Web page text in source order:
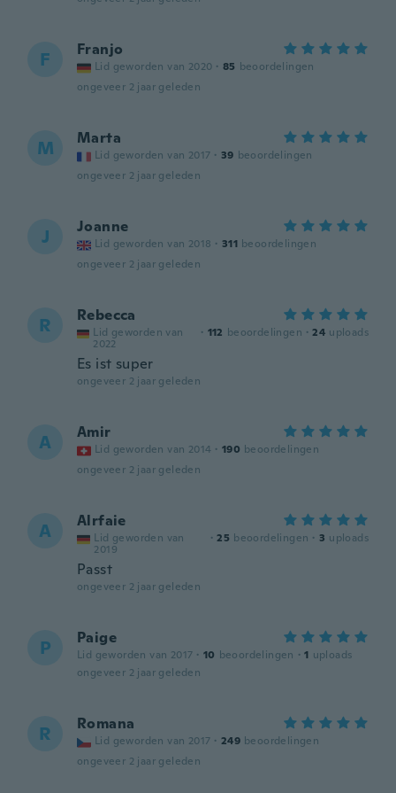
F Franjo
Lid geworden van 2020 · 85 beoordelingen
ongeveer 2 jaar geleden
M Marta
Lid geworden van 2017 · 39 beoordelingen
ongeveer 2 jaar geleden
J Joanne
Lid geworden van 2018 · 311 beoordelingen
ongeveer 2 jaar geleden
R Rebecca
Lid geworden van
2022
· 112 beoordelingen · 24 uploads
Es ist super
ongeveer 2 jaar geleden
A Amir
Lid geworden van 2014 · 190 beoordelingen
ongeveer 2 jaar geleden
A Alrfaie
Lid geworden van
2019
· 25 beoordelingen · 3 uploads
Passt
ongeveer 2 jaar geleden
P Paige
Lid geworden van 2017 · 10 beoordelingen · 1 uploads
ongeveer 2 jaar geleden
R Romana
Lid geworden van 2017 · 249 beoordelingen
ongeveer 2 jaar geleden